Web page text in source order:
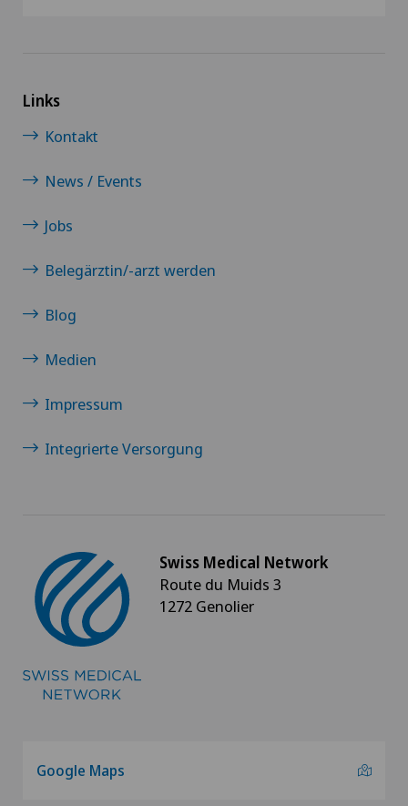
Hüftchirurgie
Hüftimpingement
Hüftprothese
Hypnotische Massage
Interventionelle Kardiologie
Interventionelle Radiologie
IPL-Behandlung (Intense Pulsed Light) in der
Ophthalmologie
Links
Kontakt
News / Events
Jobs
Belegärztin/-arzt werden
Blog
Medien
Impressum
Integrierte Versorgung
Swiss Medical Network
Route du Muids 3
1272 Genolier
Google Maps